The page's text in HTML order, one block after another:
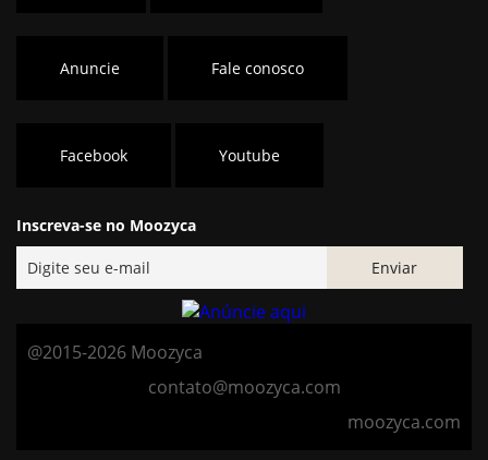
Anuncie Fale conosco
Facebook Youtube
Inscreva-se no Moozyca
@2015-2026 Moozyca
contato@moozyca.com
moozyca.com